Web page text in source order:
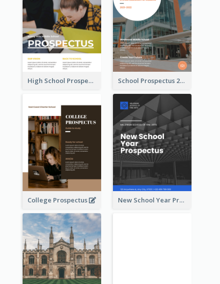
High School Prospectus School Prospectus 2022
College Prospectus New School Year Prospectus